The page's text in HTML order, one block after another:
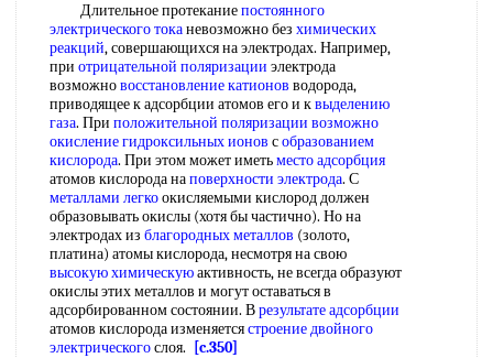
Длительное протеканиепостоянного
электрического токаневозможно без химических
реакций, совершающихся на электродах. Например,
при отрицательной поляризации электрода
возможновосстановление катионов водорода,
приводящее к адсорбции атомов его и квыделению
газа. При положительной поляризации возможно
окислениегидроксильных ионов собразованием
кислорода. При этом может иметьместо адсорбция
атомов кислорода наповерхности электрода. С
металлами легкоокисляемыми кислород должен
образовывать окислы (хотя бы частично). Но на
электродах из благородных металлов (золото,
платина) атомы кислорода, несмотря на свою
высокую химическуюактивность, не всегда образуют
окислы этих металлов и могут оставаться в
адсорбированном состоянии. Врезультате адсорбции
атомов кислорода изменяетсястроение двойного
электрическогослоя.
[c.350]